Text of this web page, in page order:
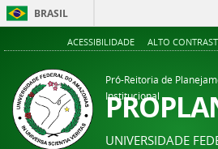
BRASIL
ACESSIBILIDADE ALTO
Pró-Reitoria de
Institucional
UNIVERSIDADE